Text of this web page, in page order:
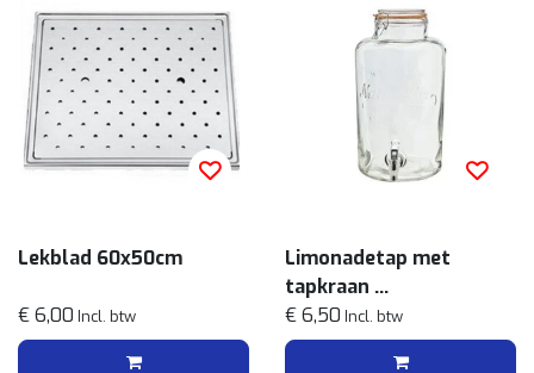
Lekblad 60x50cm
€ 6,00 Incl. btw
Limonadetap met
tapkraan
5l
€ 6,50 Incl. btw